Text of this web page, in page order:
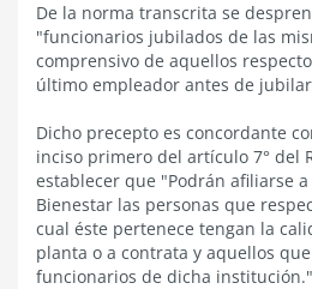
De la norma transcrita se
"funcionarios jubilados de las
comprensivo de aquellos
último empleador antes de
Dicho precepto es concordante
inciso primero del artículo 7° del
establecer que "Podrán afiliarse
Bienestar las personas que
cual éste pertenece tengan la
planta o a contrata y aquellos
funcionarios de dicha